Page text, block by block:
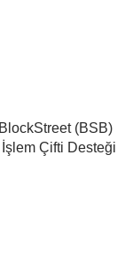
(BSB)
İşlem Çifti Desteği